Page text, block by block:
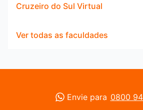
Cruzeiro do Sul Virtual
Ver todas as faculdades
Envie para 0800